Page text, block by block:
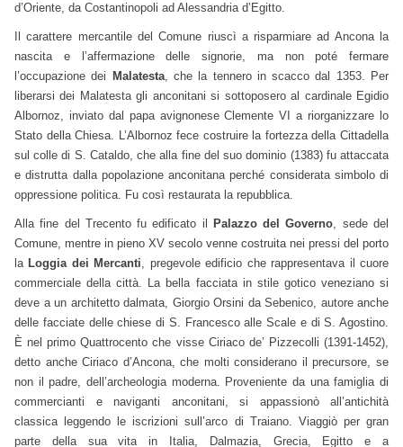
d’Oriente, da Costantinopoli ad Alessandria d’Egitto.
Il carattere mercantile del Comune riuscì a risparmiare ad Ancona la
nascita e l’affermazione delle signorie, ma non poté fermare
l’occupazione dei
Malatesta, che la tennero in scacco dal 1353. Per
liberarsi dei Malatesta gli anconitani si sottoposero al cardinale Egidio
Albornoz, inviato dal papa avignonese Clemente VI a riorganizzare lo
Stato della Chiesa. L’Albornoz fece costruire la fortezza della Cittadella
sul colle di S. Cataldo, che alla fine del suo dominio (1383) fu attaccata
e distrutta dalla popolazione anconitana perché considerata simbolo di
oppressione politica. Fu così restaurata la repubblica.
Alla fine del Trecento fu edificato il Palazzo del Governo, sede del
Comune, mentre in pieno XV secolo venne costruita nei pressi del porto
la Loggia dei Mercanti, pregevole edificio che rappresentava il cuore
commerciale della città. La bella facciata in stile gotico veneziano si
deve a un architetto dalmata, Giorgio Orsini da Sebenico, autore anche
delle facciate delle chiese di S. Francesco alle Scale e di S. Agostino.
È nel primo Quattrocento che visse Ciriaco de’ Pizzecolli (1391-1452),
detto anche Ciriaco d’Ancona, che molti considerano il precursore, se
non il padre, dell’archeologia moderna. Proveniente da una famiglia di
commercianti e naviganti anconitani, si appassionò all’antichità
classica leggendo le iscrizioni sull’arco di Traiano. Viaggiò per gran
parte della sua vita in Italia, Dalmazia, Grecia, Egitto e a